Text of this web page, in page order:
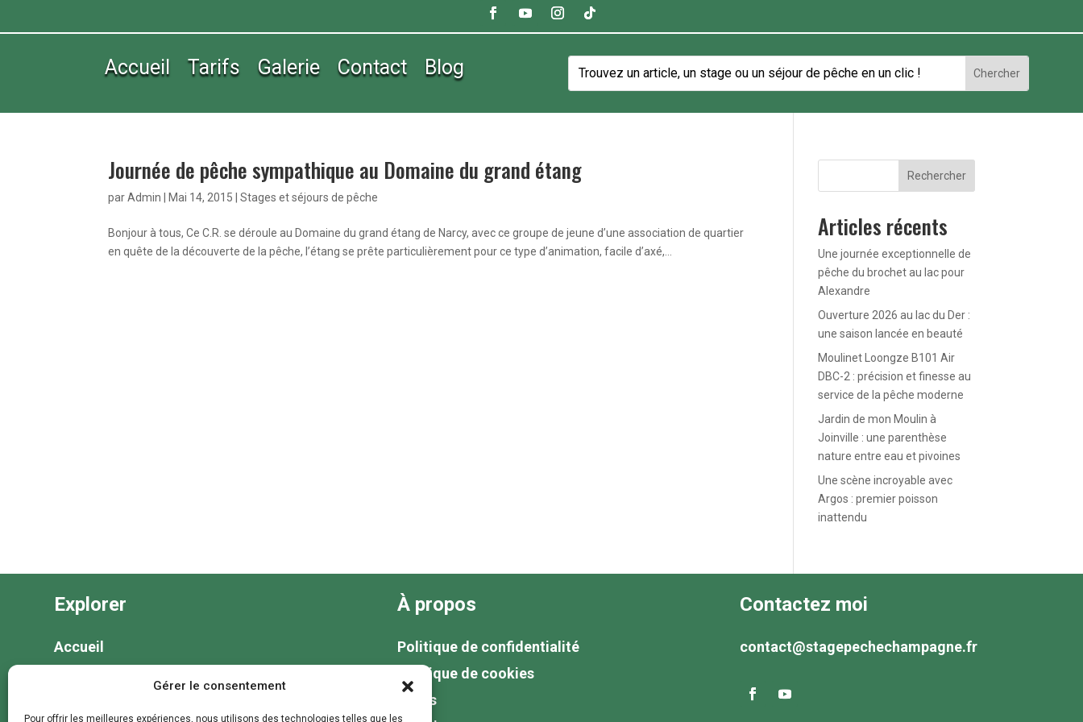
Gérer le consentement
Pour offrir les meilleures expériences, nous utilisons des technologies telles que les
Accueil Tarifs Galerie Contact Blog
Journée de pêche sympathique au Domaine du grand étang
parAdmin Mai 14, 2015 |Stages et séjours de pêche
Bonjour à tous, Ce C.R. se déroule au Domaine du grand étang de Narcy, avec ce groupe de jeune d’une association de quartier
en quête de la découverte de la pêche, l’étang se prête particulièrement pour ce type d’animation, facile d’axé,...
Rechercher
Articles récents
Une journée exceptionnelle de
pêche du brochet au lac pour
Alexandre
Ouverture 2026 au lac du Der :
une saison lancée en beauté
Moulinet Loongze B101 Air
DBC-2 : précision et finesse au
service de la pêche moderne
Jardin de mon Moulin à
Joinville : une parenthèse
nature entre eau et pivoines
Une scène incroyable avec
Argos : premier poisson
inattendu
Explorer
Accueil
À propos
Politique de confidentialité
Politique de cookies
Tarifs
Contactez moi
contact@stagepechechampagne.fr